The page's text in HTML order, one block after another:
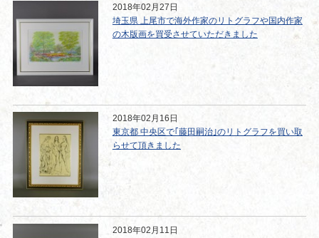
2018年02月27日
埼玉県 上尾市で海外作家のリトグラフや国内作家
の木版画を買受させていただきました
2018年02月16日
東京都 中央区で｢藤田嗣治｣のリトグラフを買い取
らせて頂きました
2018年02月11日